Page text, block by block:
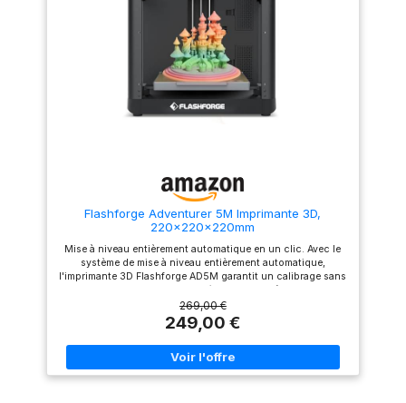
Flashforge, you can manage
hundreds of printers remotely,
monitor theirstatus in real
time, and enjoy freedom in
managing filament colors and
solutionfor effortless,
fluides sans ajustement
Compatible Multi-Matériaux -
Prend en charge une large
gamme de filaments (PLA, ABS,
PETG, TPU) pour des
rigide en alliage d'aluminium
et volume d'impression
taille moyenne à grande avec
une excellente stabilité.
Flashforge Adventurer 5M Imprimante 3D,
220x220x220mm
Mise à niveau entièrement automatique en un clic. Avec le
système de mise à niveau entièrement automatique,
l'imprimante 3D Flashforge AD5M garantit un calibrage sans
tracas pour une impression précise et fiable à chaque fois.
Structure de base XY robuste. Équipée d'une structure Core
XY robuste et d'une conception de compensation des
vibrations, l'imprimante 3D AD5M garantit stabilité et
durabilité, fournissant des impressions constantes de haute
qualité. Efficacité. Impression : Vitesse maximale 600 mm/s,
Accélération maximale 20 000 mm/s². Moins de temps
269,00 €
249,00 €